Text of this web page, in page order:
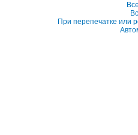
При перепечатке или